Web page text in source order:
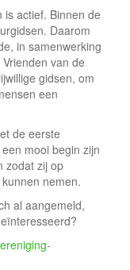
is actief. Binnen de
Daarom
in samenwerking
van de
gidsen, om
een
de eerste
mooi begin zijn
zodat zij op
nemen.
al aangemeld,